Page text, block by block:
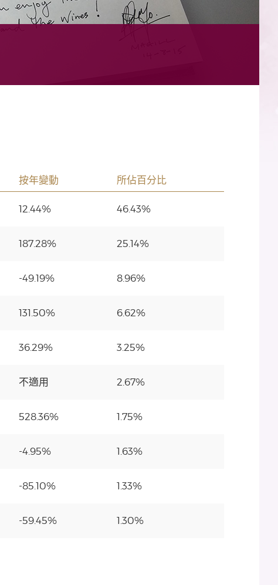
按年變動 所佔百分比
12.44% 46.43%
187.28% 25.14%
-49.19% 8.96%
131.50% 6.62%
36.29% 3.25%
不適用 2.67%
528.36% 1.75%
-4.95% 1.63%
-85.10% 1.33%
-59.45% 1.30%